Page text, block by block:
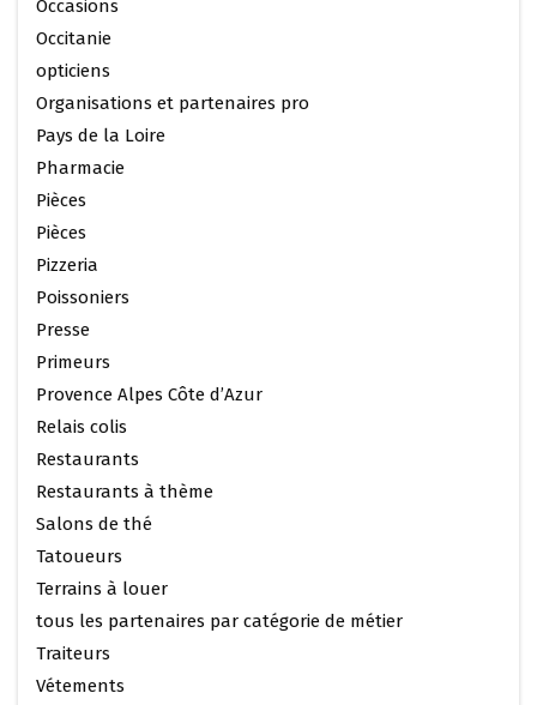
Occasions
Occitanie
opticiens
Organisations et partenaires pro
Pays de la Loire
Pharmacie
Pièces
Pièces
Pizzeria
Poissoniers
Presse
Primeurs
Provence Alpes Côte d’Azur
Relais colis
Restaurants
Restaurants à thème
Salons de thé
Tatoueurs
Terrains à louer
tous les partenaires par catégorie de métier
Traiteurs
Vétements